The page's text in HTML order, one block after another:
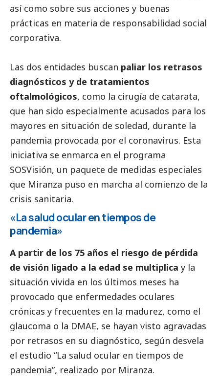
así como sobre sus acciones y buenas
prácticas en materia de responsabilidad social
corporativa.
Las dos entidades buscan paliar los retrasos
diagnósticos y de tratamientos
oftalmológicos, como la cirugía de catarata,
que han sido especialmente acusados para los
mayores en situación de soledad, durante la
pandemia provocada por el coronavirus. Esta
iniciativa se enmarca en el programa
SOSVisión, un paquete de medidas especiales
que Miranza puso en marcha al comienzo de la
crisis sanitaria.
«La salud ocular en tiempos de
pandemia»
A partir de los 75 años el riesgo de pérdida
de visión ligado a la edad se multiplica y la
situación vivida en los últimos meses ha
provocado que enfermedades oculares
crónicas y frecuentes en la madurez, como el
glaucoma o la DMAE, se hayan visto agravadas
por retrasos en su diagnóstico, según desvela
el estudio “La salud ocular en tiempos de
pandemia”, realizado por Miranza.